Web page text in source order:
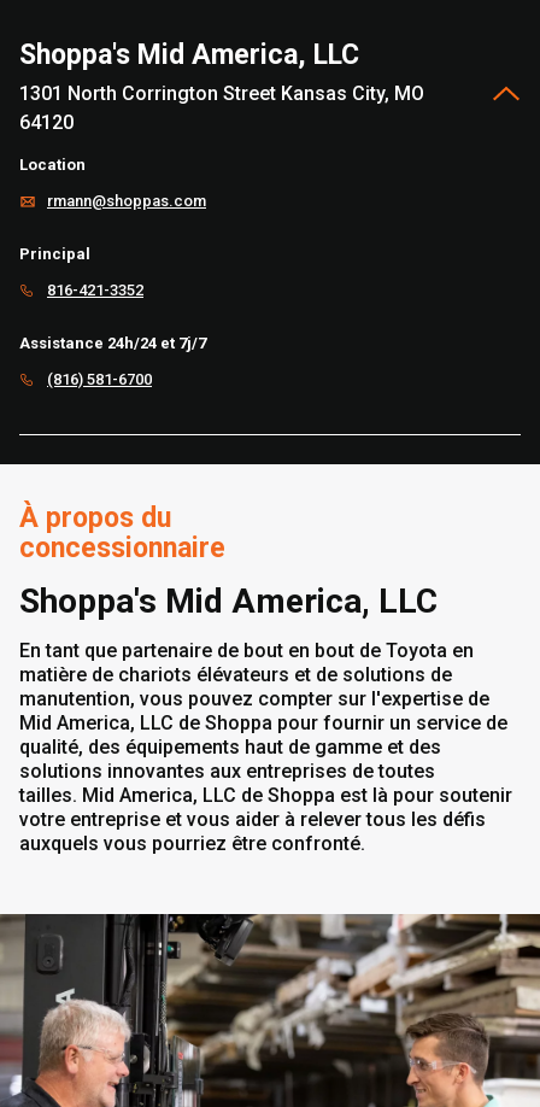
Shoppa's Mid America, LLC
1301 North Corrington Street Kansas City, MO
64120
Location
rmann@shoppas.com
Principal
816-421-3352
Assistance 24h/24 et 7j/7
(816) 581-6700
À propos du
concessionnaire
Shoppa's Mid America, LLC
En tant que partenaire de bout en bout de Toyota en
matière de chariots élévateurs et de solutions de
manutention, vous pouvez compter sur l'expertise de
Mid America, LLC de Shoppa pour fournir un service de
qualité, des équipements haut de gamme et des
solutions innovantes aux entreprises de toutes
tailles. Mid America, LLC de Shoppa est là pour soutenir
votre entreprise et vous aider à relever tous les défis
auxquels vous pourriez être confronté.